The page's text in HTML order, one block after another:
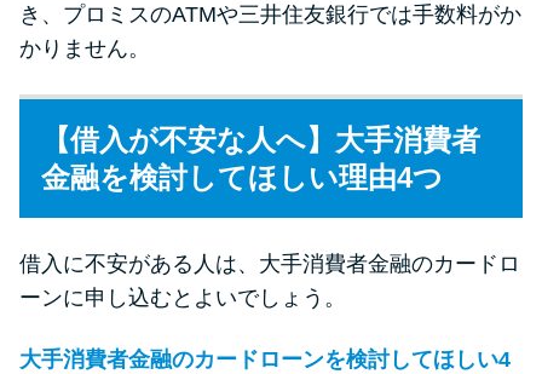
き、プロミスのATMや三井住友銀行では手数料がか
かりません。
【借入が不安な人へ】大手消費者
金融を検討してほしい理由4つ
借入に不安がある人は、大手消費者金融のカードロ
ーンに申し込むとよいでしょう。
大手消費者金融のカードローンを検討してほしい4